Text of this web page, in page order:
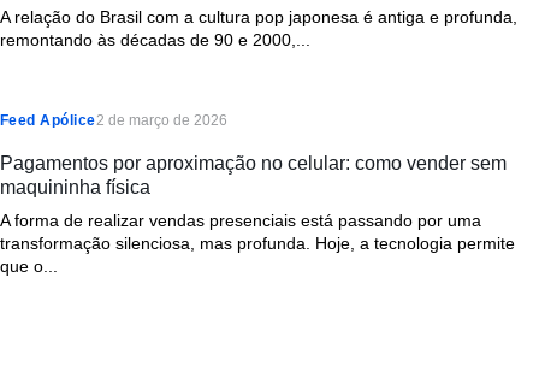
A relação do Brasil com a cultura pop japonesa é antiga e profunda,
remontando às décadas de 90 e 2000,...
Feed Apólice2 de março de 2026
Pagamentos por aproximação no celular: como vender sem
maquininha física
A forma de realizar vendas presenciais está passando por uma
transformação silenciosa, mas profunda. Hoje, a tecnologia permite
que o...